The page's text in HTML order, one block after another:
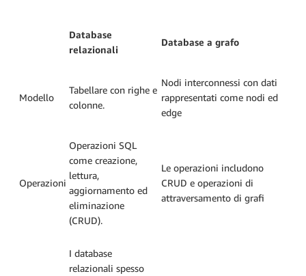
Database
relazionali
Database a grafo
Modello
Tabellare con righe e
colonne.
Nodi interconnessi con dati
rappresentati come nodi ed
edge
Operazioni
Operazioni SQL
come creazione,
lettura,
aggiornamento ed
eliminazione
(CRUD).
Le operazioni includono
CRUD e operazioni di
attraversamento di grafi
I database
relazionali spesso